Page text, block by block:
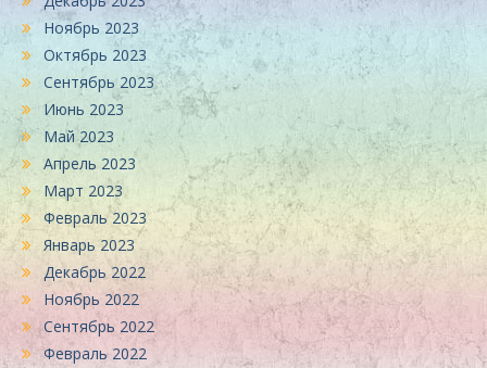
Ноябрь 2023
Октябрь 2023
Сентябрь 2023
Июнь 2023
Май 2023
Апрель 2023
Март 2023
Февраль 2023
Январь 2023
Декабрь 2022
Ноябрь 2022
Сентябрь 2022
Февраль 2022